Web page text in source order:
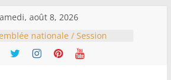
août 8, 2026
nationale / Session
Six commissions
à l’ordre du jour ce lundi